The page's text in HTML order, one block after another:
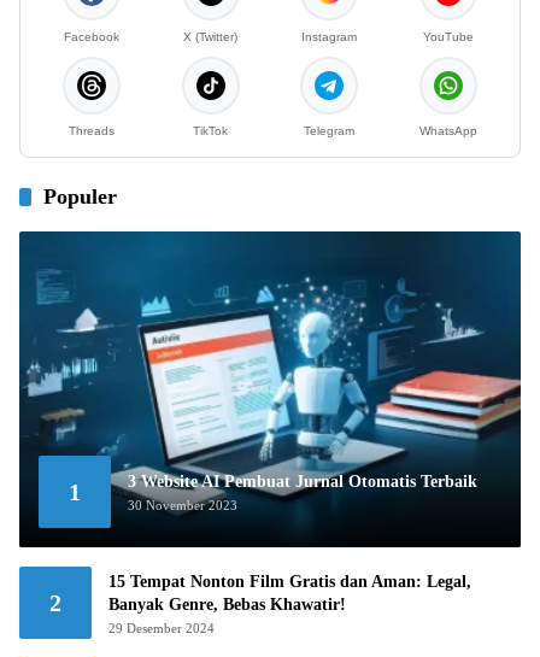
Facebook X (Twitter) Instagram YouTube
Threads TikTok Telegram WhatsApp
Populer
1 3 Website AI Pembuat Jurnal Otomatis Terbaik
30 November 2023
2
15 Tempat Nonton Film Gratis dan Aman: Legal,
Banyak Genre, Bebas Khawatir!
29 Desember 2024